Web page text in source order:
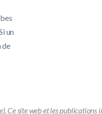
un
de
Ce site web et les publications